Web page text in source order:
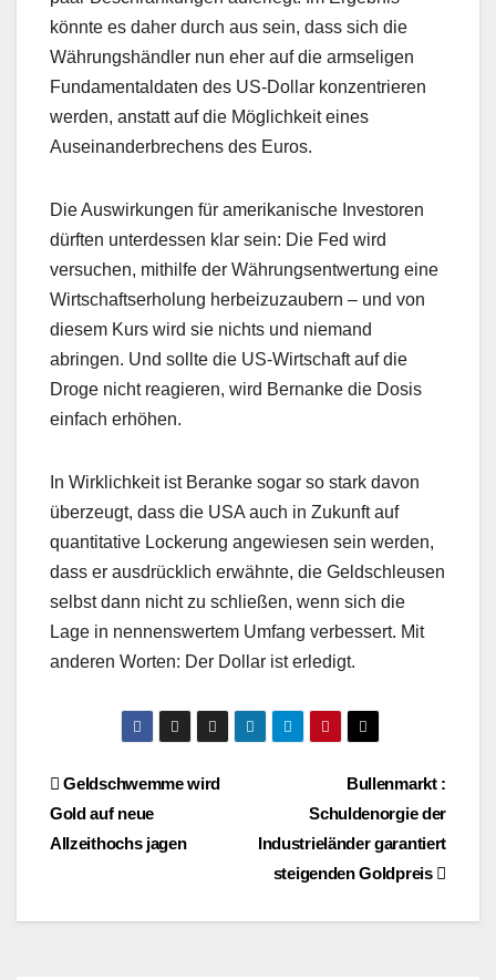
könnte es daher durch aus sein, dass sich die
Währungshändler nun eher auf die armseligen
Fundamentaldaten des US-Dollar konzentrieren
werden, anstatt auf die Möglichkeit eines
Auseinanderbrechens des Euros.
Die Auswirkungen für amerikanische Investoren
dürften unterdessen klar sein: Die Fed wird
versuchen, mithilfe der Währungsentwertung eine
Wirtschaftserholung herbeizuzaubern – und von
diesem Kurs wird sie nichts und niemand
abringen. Und sollte die US-Wirtschaft auf die
Droge nicht reagieren, wird Bernanke die Dosis
einfach erhöhen.
In Wirklichkeit ist Beranke sogar so stark davon
überzeugt, dass die USA auch in Zukunft auf
quantitative Lockerung angewiesen sein werden,
dass er ausdrücklich erwähnte, die Geldschleusen
selbst dann nicht zu schließen, wenn sich die
Lage in nennenswertem Umfang verbessert. Mit
anderen Worten: Der Dollar ist erledigt.
Beitragsnavigation
Bullenmarkt :
Schuldenorgie der
Industrieländer garantiert
steigenden Goldpreis
Geldschwemme wird
Gold auf neue
Allzeithochs jagen